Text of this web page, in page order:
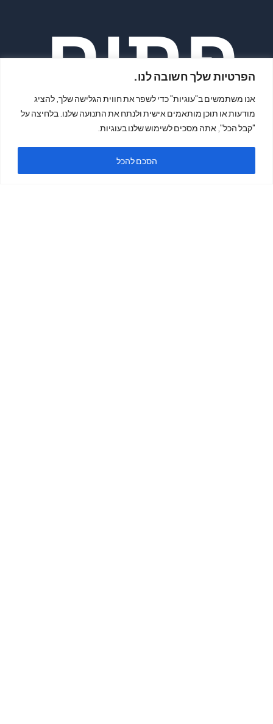
הפרטיות שלך חשובה לנו.
אנו משתמשים ב"עוגיות" כדי לשפר את חווית הגלישה שלך, להציג
מודעות או תוכן מותאמים אישית ולנתח את התנועה שלנו. בלחיצה על
"קבל הכל", אתה מסכים לשימוש שלנו בעוגיות.
הסכם להכל
פתיח
ה